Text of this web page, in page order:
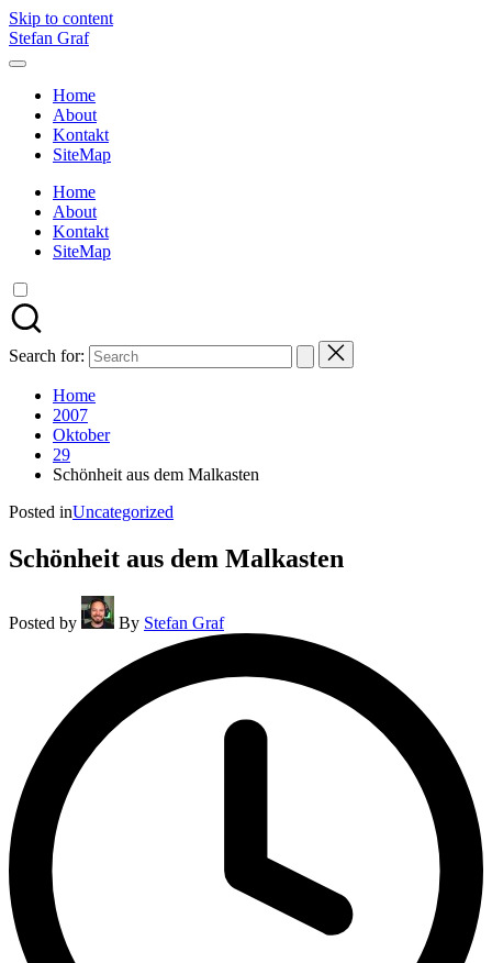
Skip to content
Stefan Graf
Home
About
Kontakt
SiteMap
Home
About
Kontakt
SiteMap
Search for:
Home
2007
Oktober
29
Schönheit aus dem Malkasten
Posted inUncategorized
Schönheit aus dem Malkasten
Posted by By Stefan Graf